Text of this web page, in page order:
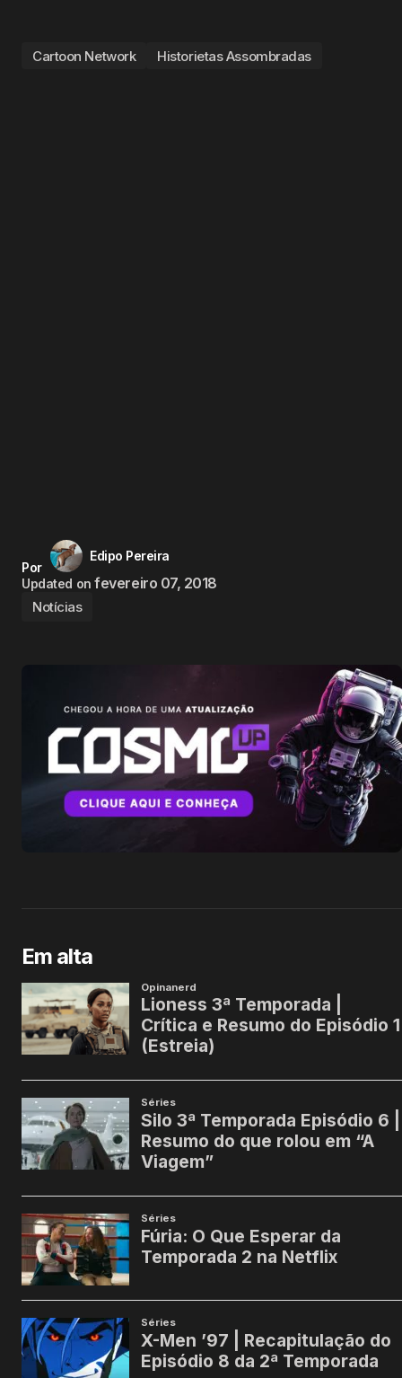
Cartoon Network Historietas Assombradas
Por
Edipo Pereira
Updated on fevereiro 07, 2018
Notícias
Em alta